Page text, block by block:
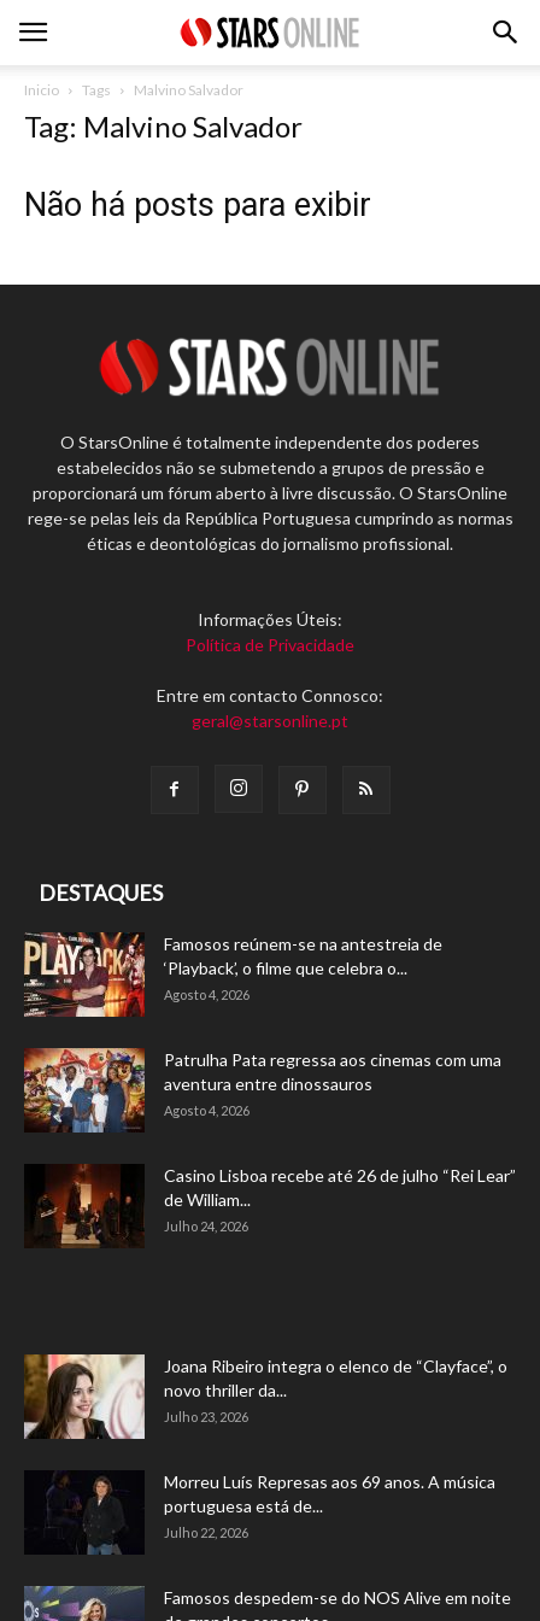
Inicio Tags Malvino Salvador
Tag: Malvino Salvador
Não há posts para exibir
O StarsOnline é totalmente independente dos poderes
estabelecidos não se submetendo a grupos de pressão e
proporcionará um fórum aberto à livre discussão. O StarsOnline
rege-se pelas leis da República Portuguesa cumprindo as normas
éticas e deontológicas do jornalismo profissional.
Informações Úteis:
Política de Privacidade
Entre em contacto Connosco:
geral@starsonline.pt
DESTAQUES
Famosos reúnem-se na antestreia de
‘Playback’, o filme que celebra o...
Agosto 4, 2026
Patrulha Pata regressa aos cinemas com uma
aventura entre dinossauros
Agosto 4, 2026
Casino Lisboa recebe até 26 de julho “Rei Lear”
de William...
Julho 24, 2026
Joana Ribeiro integra o elenco de “Clayface”, o
novo thriller da...
Julho 23, 2026
Morreu Luís Represas aos 69 anos. A música
portuguesa está de...
Julho 22, 2026
Famosos despedem-se do NOS Alive em noite